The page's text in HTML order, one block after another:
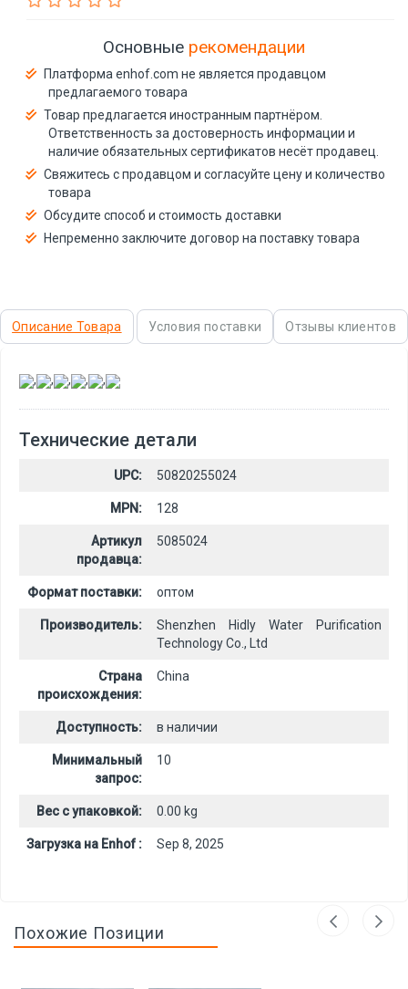
Основные рекомендации
Платформа enhof.com не является продавцом
предлагаемого товара
Товар предлагается иностранным партнёром.
Ответственность за достоверность информации и
наличие обязательных сертификатов несёт продавец.
Свяжитесь с продавцом и согласуйте цену и количество
товара
Обсудите способ и стоимость доставки
Непременно заключите договор на поставку товара
Описание Товара Условия поставки Отзывы клиентов
, , , , ,
Технические детали
UPC: 50820255024
MPN: 128
Артикул
продавца:
5085024
Формат поставки: оптом
Производитель:
Shenzhen Hidly Water Purification
Technology Co., Ltd
Страна
происхождения:
China
Доступность: в наличии
Минимальный
запрос:
10
Вес с упаковкой: 0.00 kg
Загрузка на Enhof : Sep 8, 2025
Похожие Позиции